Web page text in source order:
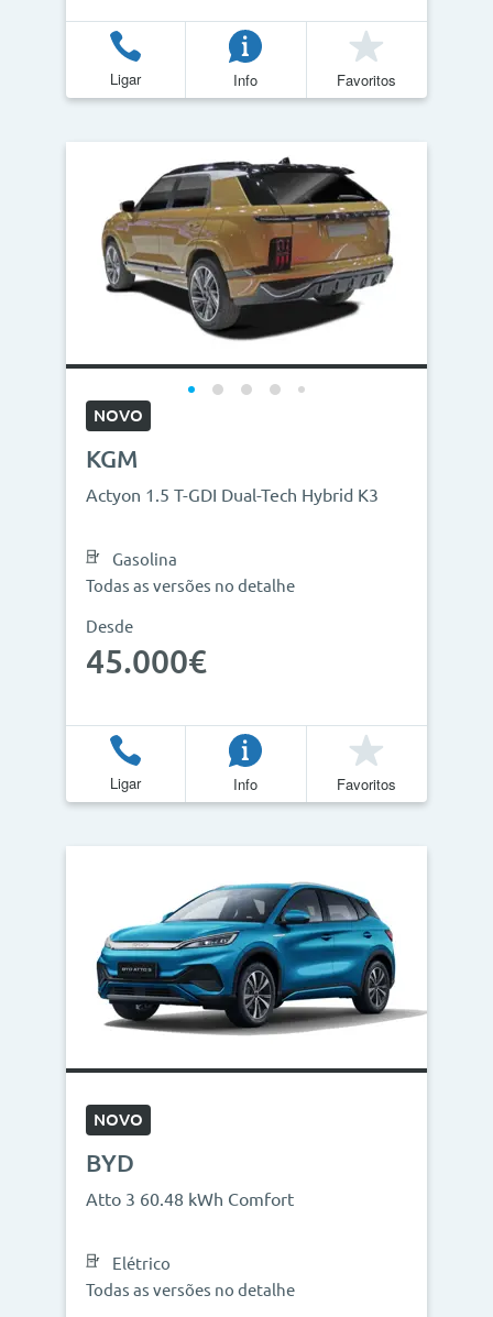
Ligar Info Favoritos
NOVO
KGM
Actyon 1.5 T-GDI Dual-Tech Hybrid K3
Gasolina
Todas as versões no detalhe
Desde
45.000€
Ligar Info Favoritos
NOVO
BYD
Atto 3 60.48 kWh Comfort
Elétrico
Todas as versões no detalhe